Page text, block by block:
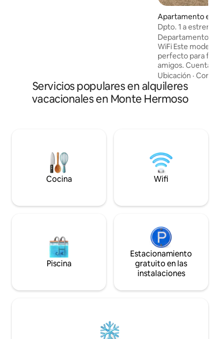
Apartamento en
oso
Dpto. 1 a estrenar
parrilla/Wifi/
Departamento a
WiFi Este moderno departamento es
perfecto para
amigos. Cuenta con 2 dormitorios, 1
cama matrimonial
cama nido),
heladera con
comedor con TV
esperamos para
Ubicación ·
Servicios populares en alquileres
vacacionales en Monte Hermoso
Cocina Wifi
Piscina
Estacionamiento
gratuito en las
instalaciones